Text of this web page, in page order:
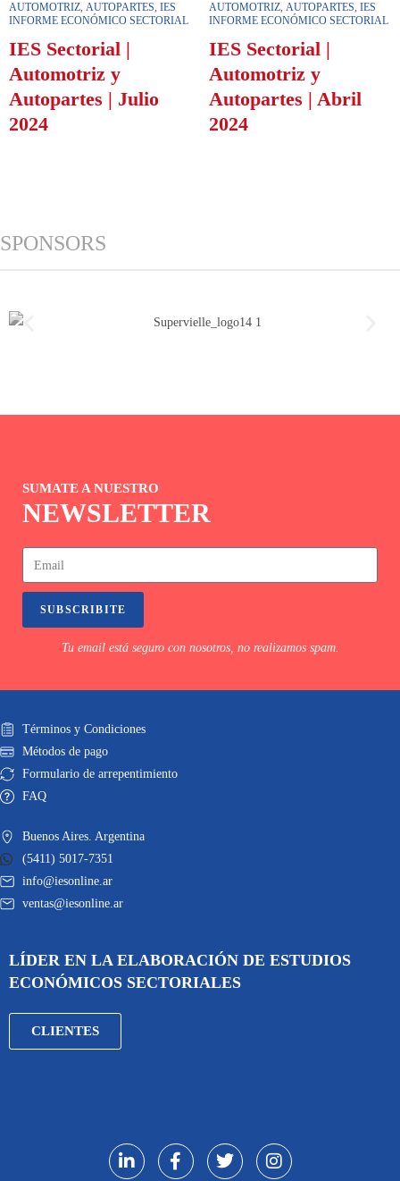
AUTOMOTRIZ, AUTOPARTES, IES
INFORME ECONÓMICO SECTORIAL
IES Sectorial |
Automotriz y
Autopartes | Julio
2024
AUTOMOTRIZ, AUTOPARTES, IES
INFORME ECONÓMICO SECTORIAL
IES Sectorial |
Automotriz y
Autopartes | Abril
2024
SPONSORS
SUMATE A NUESTRO
NEWSLETTER
SUBSCRIBITE
Tu email está seguro con nosotros, no realizamos spam.
Términos y Condiciones
Métodos de pago
Formulario de arrepentimiento
FAQ
Buenos Aires. Argentina
(5411) 5017-7351
info@iesonline.ar
ventas@iesonline.ar
LÍDER EN LA ELABORACIÓN DE ESTUDIOS
ECONÓMICOS SECTORIALES
CLIENTES